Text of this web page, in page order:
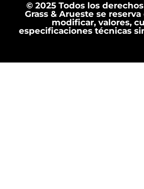
© 2025 Todos los
Grass & Arueste se
modificar, valores,
especificaciones técnicas